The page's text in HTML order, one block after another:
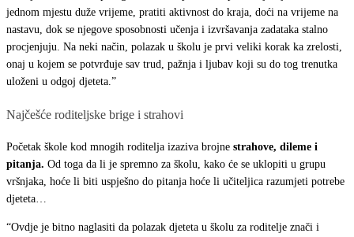
jednom mjestu duže vrijeme, pratiti aktivnost do kraja, doći na vrijeme na
nastavu, dok se njegove sposobnosti učenja i izvršavanja zadataka stalno
procjenjuju. Na neki način, polazak u školu je prvi veliki korak ka zrelosti,
onaj u kojem se potvrđuje sav trud, pažnja i ljubav koji su do tog trenutka
uloženi u odgoj djeteta.”
Najčešće roditeljske brige i strahovi
Početak škole kod mnogih roditelja izaziva brojne strahove, dileme i
pitanja. Od toga da li je spremno za školu, kako će se uklopiti u grupu
vršnjaka, hoće li biti uspješno do pitanja hoće li učiteljica razumjeti potrebe
djeteta…
“Ovdje je bitno naglasiti da polazak djeteta u školu za roditelje znači i